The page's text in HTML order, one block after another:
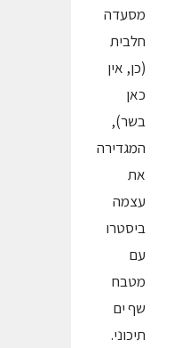
מסעדה
חלבית
(כן, אין
כאן
בשר),
המגדירה
את
עצמה
ביסטרו
עם
מטבח
שף ים
תיכוני.